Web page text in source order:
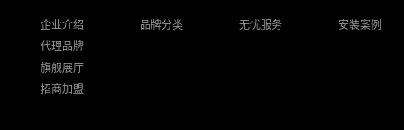
企业介绍
代理品牌
旗舰展厅
招商加盟
品牌分类 无忧服务 安装案例